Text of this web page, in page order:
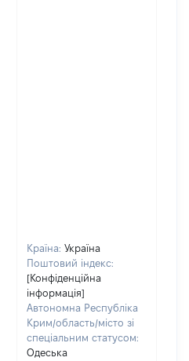
Країна: Україна
Поштовий індекс:
[Конфіденційна
інформація]
Автономна Республіка
Крим/область/місто зі
спеціальним статусом:
Одеська